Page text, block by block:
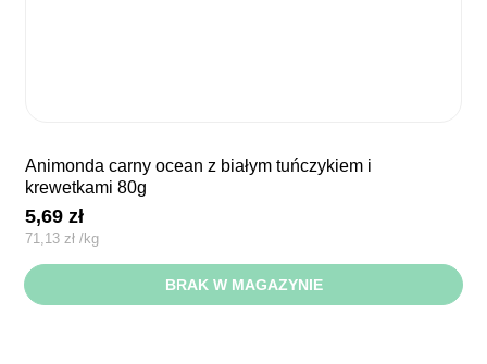
animonda carny ocean z białym tuńczykiem i
krewetkami 80g
5,69zł
71,13 zł /kg
BRAK W MAGAZYNIE